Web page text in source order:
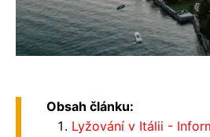
Obsah článku:
Lyžování v Itálii -